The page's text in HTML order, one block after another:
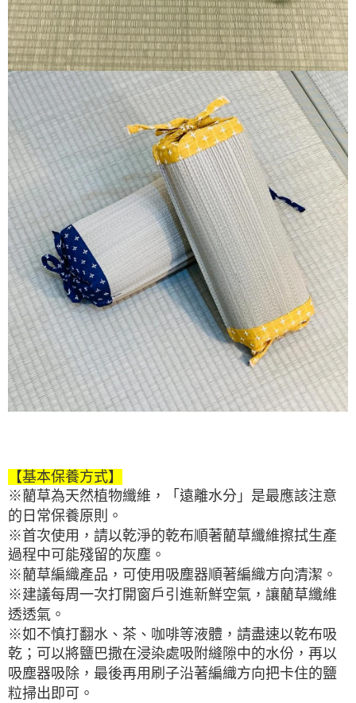
【基本保養方式】
※藺草為天然植物纖維，「遠離水分」是最應該注意
的日常保養原則。
※首次使用，請以乾淨的乾布順著藺草纖維擦拭生產
過程中可能殘留的灰塵。
※藺草編織產品，可使用吸塵器順著編織方向清潔。
※建議每周一次打開窗戶引進新鮮空氣，讓藺草纖維
透透氣。
※如不慎打翻水、茶、咖啡等液體，請盡速以乾布吸
乾；可以將鹽巴撒在浸染處吸附縫隙中的水份，再以
吸塵器吸除，最後再用刷子沿著編織方向把卡住的鹽
粒掃出即可。